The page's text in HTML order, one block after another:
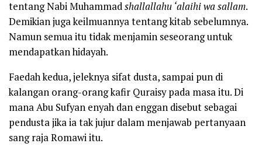
tentang Nabi Muhammadshallallahu ‘alaihi wa sallam.
Demikian juga keilmuannya tentang kitab sebelumnya.
Namun semua itu tidak menjamin seseorang untuk
mendapatkan hidayah.
Faedah kedua, jeleknya sifat dusta, sampai pun di
kalangan orang-orang kafir Quraisy pada masa itu. Di
mana Abu Sufyan enyah dan enggan disebut sebagai
pendusta jika ia tak jujur dalam menjawab pertanyaan
sang raja Romawi itu.